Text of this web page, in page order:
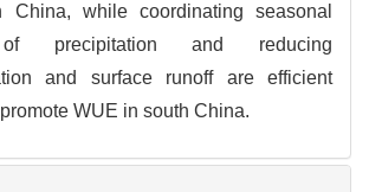
while coordinating seasonal
of precipitation and reducing
and surface runoff are efficient
WUE in south China.